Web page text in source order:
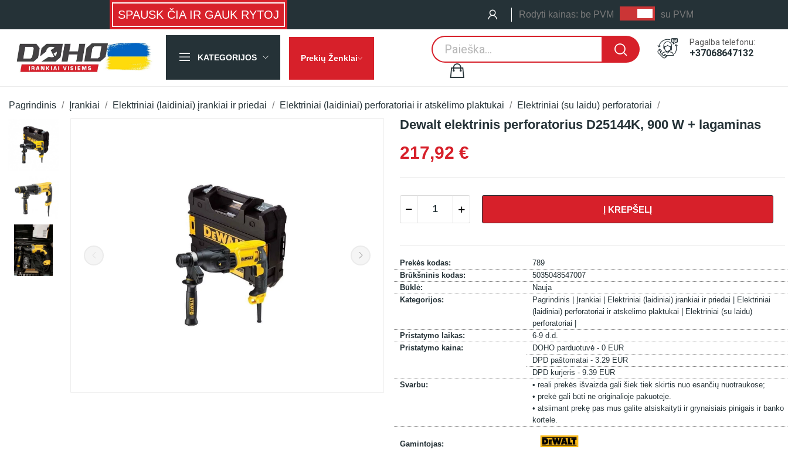
SPAUSK ČIA IR GAUK RYTOJ Rodyti kainas: be PVM su PVM
KATEGORIJOS Prekių Ženklai
Pagalba telefonu:
+37068647132
Pagrindinis Įrankiai Elektriniai (laidiniai) įrankiai ir priedai Elektriniai (laidiniai) perforatoriai ir atskėlimo plaktukai Elektriniai (su laidu) perforatoriai
Dewalt elektrinis perforatorius D25144K, 900 W + lagaminas
217,92 €
Į KREPŠELĮ
Prekės kodas:
789
Brūkšninis kodas:
5035048547007
Būklė:
Nauja
Kategorijos:
Pagrindinis | Įrankiai | Elektriniai (laidiniai) įrankiai ir priedai |
Elektriniai
(laidiniai) perforatoriai ir atskėlimo plaktukai |
Elektriniai (su laidu)
perforatoriai |
Pristatymo laikas:
6-9 d.d.
Pristatymo kaina:
DOHO parduotuvė - 0 EUR
DPD paštomatai - 3.29 EUR
DPD kurjeris - 9.39 EUR
Svarbu:
• reali prekės išvaizda gali šiek tiek skirtis nuo esančių nuotraukose;
• prekė gali būti ne originalioje pakuotėje.
• atsiimant prekę pas mus galite atsiskaityti ir grynaisiais pinigais ir banko
kortele.
Gamintojas: